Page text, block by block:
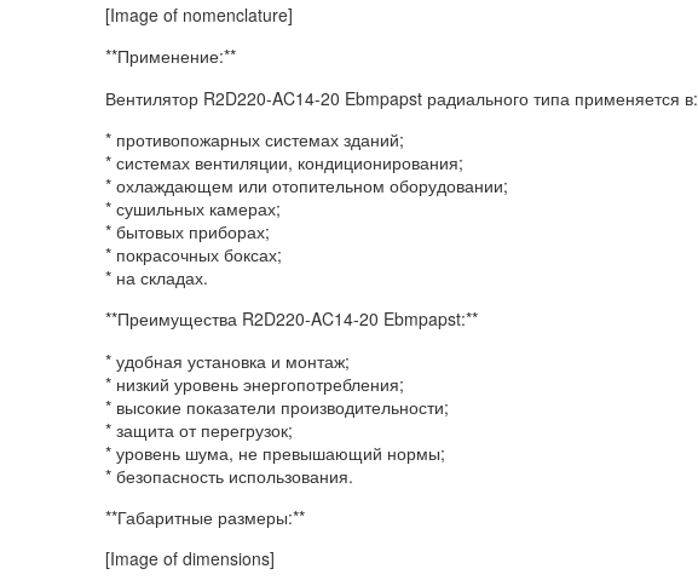
[Image of nomenclature]
**Применение:**
Вентилятор R2D220-AC14-20 Ebmpapst радиального типа применяется в:
* противопожарных системах зданий;
* системах вентиляции, кондиционирования;
* охлаждающем или отопительном оборудовании;
* сушильных камерах;
* бытовых приборах;
* покрасочных боксах;
* на складах.
**Преимущества R2D220-AC14-20 Ebmpapst:**
* удобная установка и монтаж;
* низкий уровень энергопотребления;
* высокие показатели производительности;
* защита от перегрузок;
* уровень шума, не превышающий нормы;
* безопасность использования.
**Габаритные размеры:**
[Image of dimensions]